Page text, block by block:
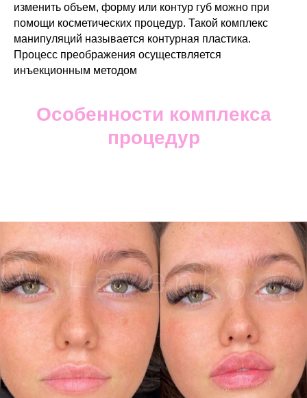
изменить объем, форму или контур губ можно при
помощи косметических процедур. Такой комплекс
манипуляций называется контурная пластика.
Процесс преображения осуществляется
инъекционным методом
Особенности комплекса
процедур